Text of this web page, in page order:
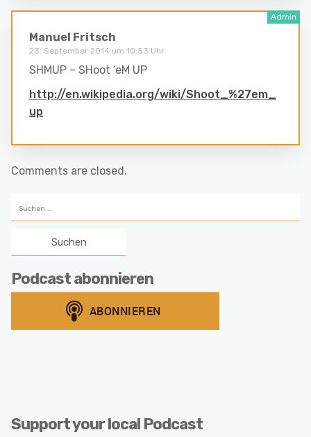
Manuel Fritsch
23. September 2014 um 10:53 Uhr
SHMUP – SHoot ‘eM UP
http://en.wikipedia.org/wiki/Shoot_%27em_
up
Comments are closed.
nach:
Podcast abonnieren
Support your local Podcast